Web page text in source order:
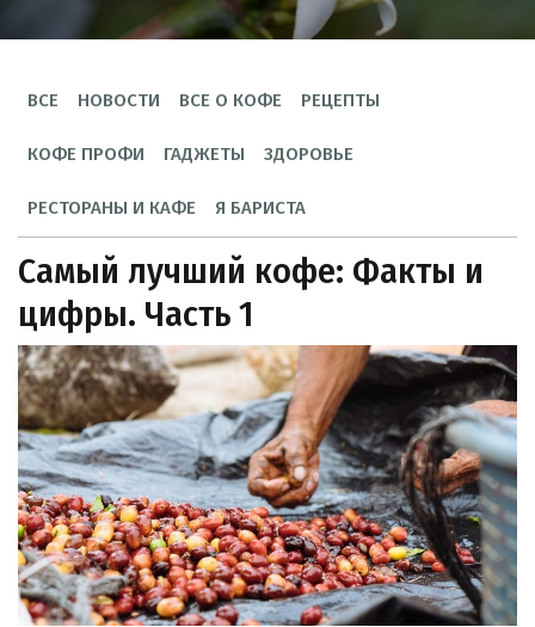
ВСЕ НОВОСТИ ВСЕ О КОФЕ РЕЦЕПТЫ
КОФЕ ПРОФИ ГАДЖЕТЫ ЗДОРОВЬЕ
РЕСТОРАНЫ И КАФЕ Я БАРИСТА
Самый лучший кофе: Факты и
цифры. Часть 1